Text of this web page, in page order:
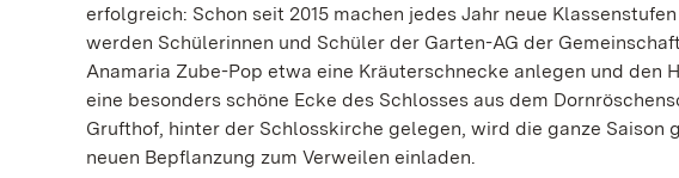
erfolgreich: Schon seit 2015 machen jedes Jahr neue
werden Schülerinnen und Schüler der Garten-AG der
Anamaria Zube-Pop etwa eine Kräuterschnecke anlegen und den
eine besonders schöne Ecke des Schlosses aus dem
Grufthof, hinter der Schlosskirche gelegen, wird die ganze Saison
neuen Bepflanzung zum Verweilen einladen.